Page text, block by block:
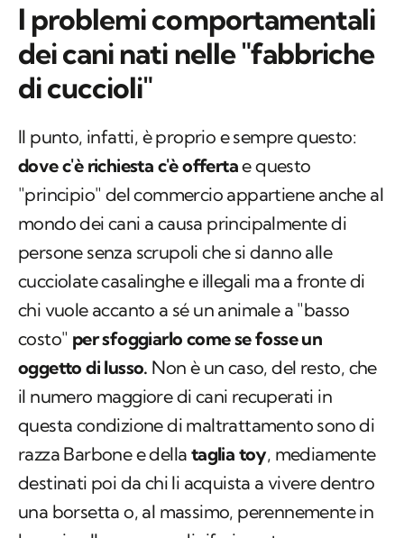
I problemi comportamentali
dei cani nati nelle "fabbriche
di cuccioli"
Il punto, infatti, è proprio e sempre questo:
dove c'è richiesta c'è offertae questo
"principio" del commercio appartiene anche al
mondo dei cani a causa principalmente di
persone senza scrupoli che si danno alle
cucciolate casalinghe e illegali ma a fronte di
chi vuole accanto a sé un animale a "basso
costo" per sfoggiarlo come se fosse un
oggetto di lusso. Non è un caso, del resto, che
il numero maggiore di cani recuperati in
questa condizione di maltrattamento sono di
razza Barbone e della taglia toy, mediamente
destinati poi da chi li acquista a vivere dentro
una borsetta o, al massimo, perennemente in